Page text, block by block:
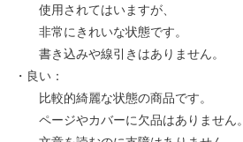
使用されてはいますが、
非常にきれいな状態です。
書き込みや線引きはありません。
・良い：
比較的綺麗な状態の商品です。
ページやカバーに欠品はありません。